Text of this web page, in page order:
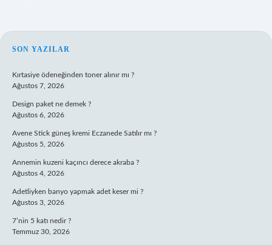
SIDEBAR
SON YAZILAR
Kırtasiye ödeneğinden toner alınır mı ?
Ağustos 7, 2026
Design paket ne demek ?
Ağustos 6, 2026
Avene Stick güneş kremi Eczanede Satılır mı ?
Ağustos 5, 2026
Annemin kuzeni kaçıncı derece akraba ?
Ağustos 4, 2026
Adetliyken banyo yapmak adet keser mi ?
Ağustos 3, 2026
7’nin 5 katı nedir ?
Temmuz 30, 2026